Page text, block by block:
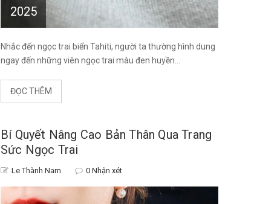
2025
Nhắc đến ngọc trai biển Tahiti, người ta thường hình dung
ngay đến những viên ngọc trai màu đen huyền...
ĐỌC THÊM
Bí Quyết Nâng Cao Bản Thân Qua Trang
Sức Ngọc Trai
Le Thành Nam 0 Nhận xét